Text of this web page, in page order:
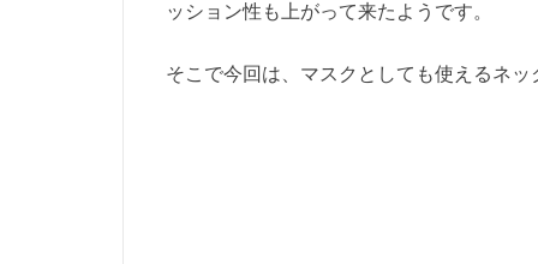
ッション性も上がって来たようです。
そこで今回は、マスクとしても使えるネ